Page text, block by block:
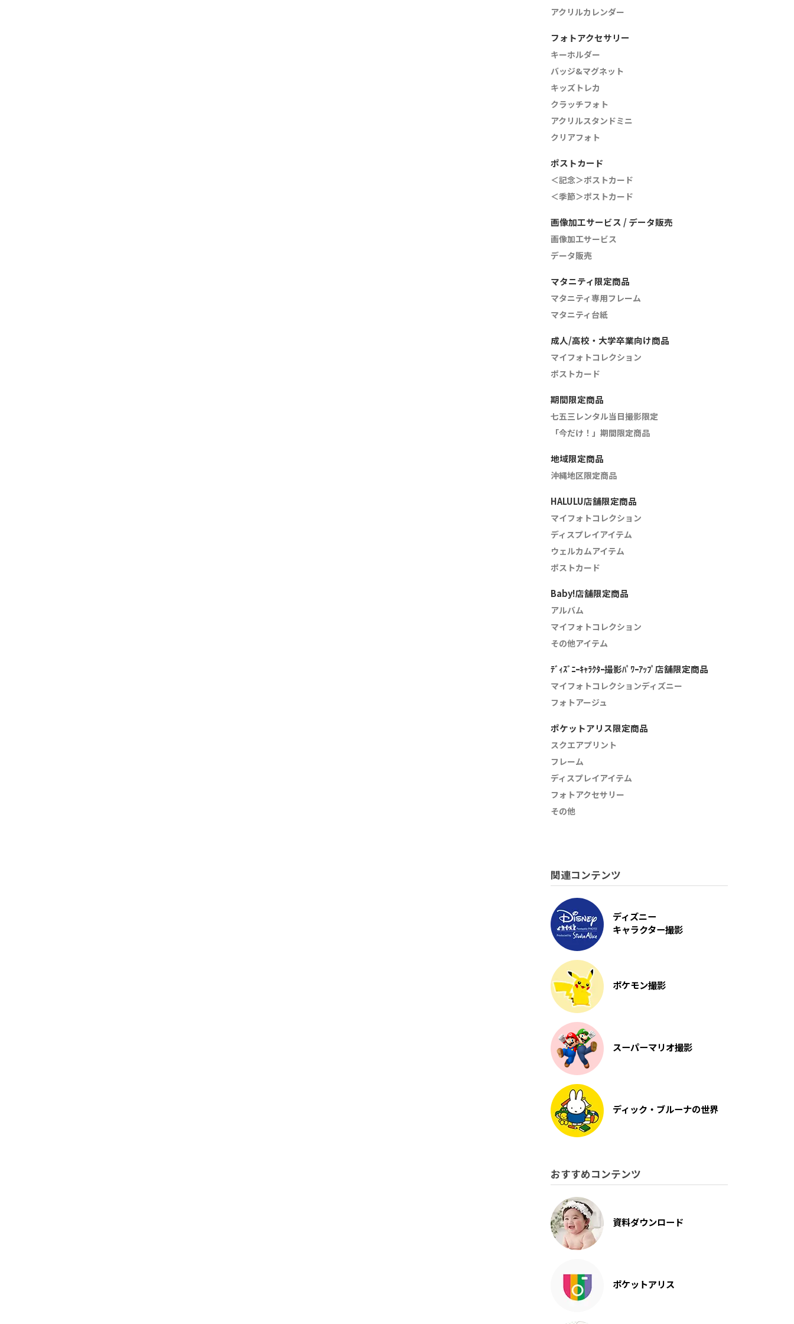
アクリルカレンダー
フォトアクセサリー
キーホルダー
バッジ&マグネット
キッズトレカ
クラッチフォト
アクリルスタンドミニ
クリアフォト
ポストカード
＜記念＞ポストカード
＜季節＞ポストカード
画像加工サービス / データ販売
画像加工サービス
データ販売
マタニティ限定商品
マタニティ専用フレーム
マタニティ台紙
成人/高校・大学卒業向け商品
マイフォトコレクション
ポストカード
期間限定商品
七五三レンタル当日撮影限定
「今だけ！」期間限定商品
地域限定商品
沖縄地区限定商品
HALULU店舗限定商品
マイフォトコレクション
ディスプレイアイテム
ウェルカムアイテム
ポストカード
Baby!店舗限定商品
アルバム
マイフォトコレクション
その他アイテム
ﾃﾞｨｽﾞﾆｰｷｬﾗｸﾀｰ撮影ﾊﾟﾜｰｱｯﾌﾟ店舗限定商品
マイフォトコレクションディズニー
フォトアージュ
ポケットアリス限定商品
スクエアプリント
フレーム
ディスプレイアイテム
フォトアクセサリー
その他
関連コンテンツ
ディズニー
キャラクター撮影
ポケモン撮影
スーパーマリオ撮影
ディック・ブルーナの世界
おすすめコンテンツ
資料ダウンロード
ポケットアリス